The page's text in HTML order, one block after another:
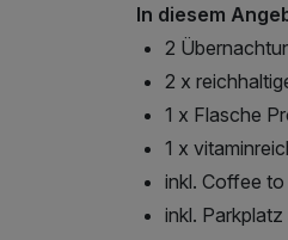
In diesem
2
2 x
1 x Flasche
1 x
inkl. Coffee
inkl.